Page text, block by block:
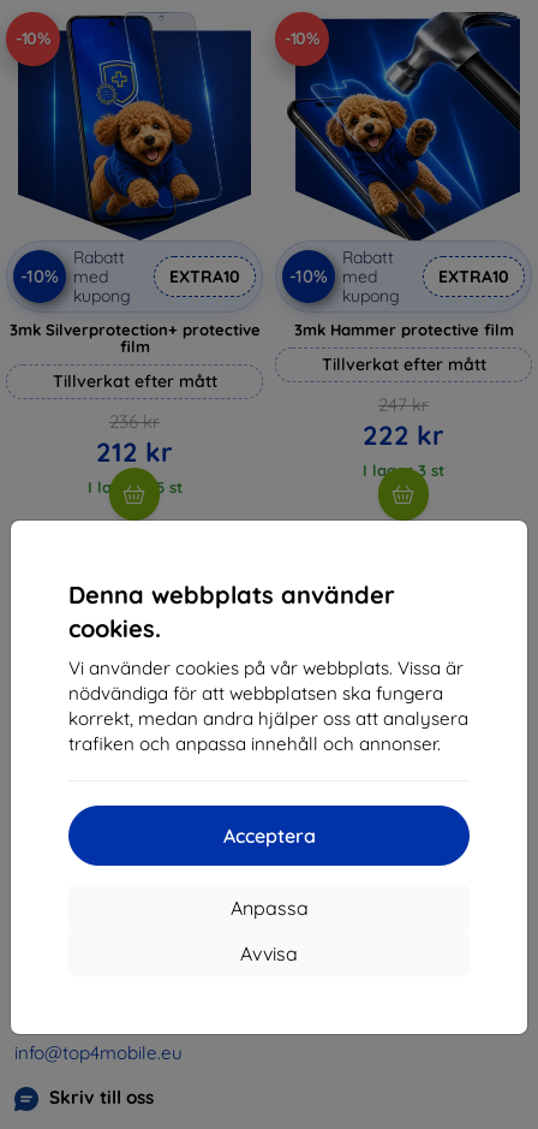
Denna webbplats använder
cookies.
Vi använder cookies på vår webbplats. Vissa är
nödvändiga för att webbplatsen ska fungera
korrekt, medan andra hjälper oss att analysera
trafiken och anpassa innehåll och annonser.
Acceptera
Anpassa
Avvisa
-10%
-10%
Rabatt
med
kupong
EXTRA10
3mk Silverprotection+ protective
film
Tillverkat efter mått
236 kr
212 kr
I lager > 5 st
-10%
-10%
Rabatt
med
kupong
EXTRA10
3mk Hammer protective film
Tillverkat efter mått
247 kr
222 kr
I lager 3 st
av totalt4.
Shield-SK s.r.o.
46701494
Momsregistreringsnummer:SK2023549671
info@top4mobile.eu
Skriv till oss